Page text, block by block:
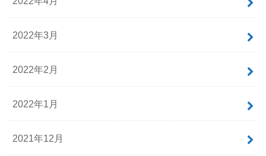
2022年3月
2022年2月
2022年1月
2021年12月